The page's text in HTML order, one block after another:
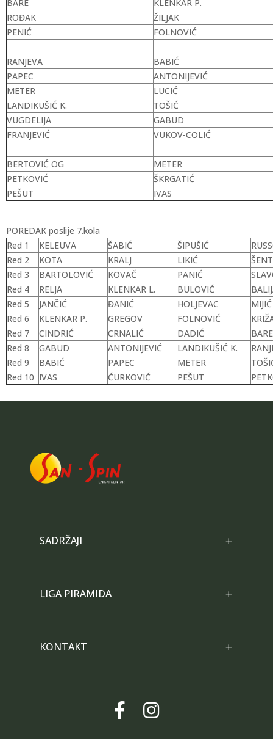
BARE
KLENKAR P.
ROĐAK
ŽILJAK
PENIĆ
FOLNOVIĆ
RANJEVA
BABIĆ
PAPEC
ANTONIJEVIĆ
METER
LUCIĆ
LANDIKUŠIĆ K.
TOŠIĆ
VUGDELIJA
GABUD
FRANJEVIĆ
VUKOV-COLIĆ
BERTOVIĆ OG
METER
PETKOVIĆ
ŠKRGATIĆ
PEŠUT
IVAS
POREDAK poslije 7.kola
Red 1
KELEUVA ŠABIĆ ŠIPUŠIĆ
Red 2
KOTA KRALJ LIKIĆ
Red 3
BARTOLOVIĆ KOVAČ PANIĆ
Red 4
RELJA KLENKAR L. BULOVIĆ
Red 5
JANČIĆ ĐANIĆ HOLJEVAC
MIJIĆ
Red 6
KLENKAR P. GREGOV FOLNOVIĆ
Red 7
CINDRIĆ CRNALIĆ DADIĆ
BARE
Red 8
GABUD ANTONIJEVIĆ LANDIKUŠIĆ K.
Red 9
BABIĆ PAPEC METER
Red 10 IVAS ĆURKOVIĆ PEŠUT
SADRŽAJI
LIGA PIRAMIDA
KONTAKT
 